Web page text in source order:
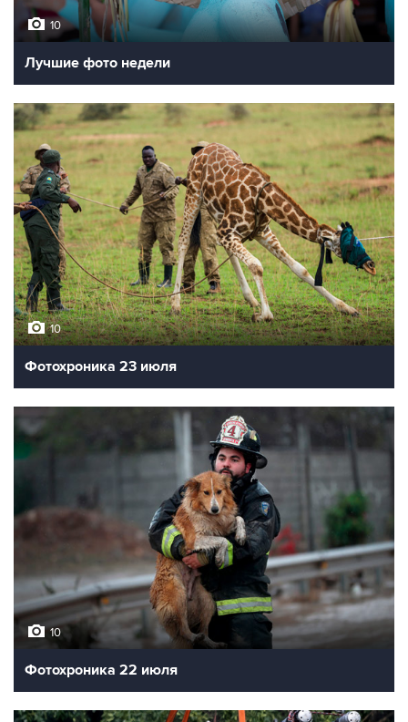
10
Лучшие фото недели
10
Фотохроника 23 июля
10
Фотохроника 22 июля